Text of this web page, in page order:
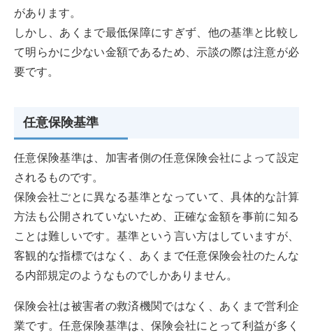
があります。
しかし、あくまで最低保障にすぎず、他の基準と比較し
て明らかに少ない金額であるため、示談の際は注意が必
要です。
任意保険基準
任意保険基準は、加害者側の任意保険会社によって設定
されるものです。
保険会社ごとに異なる基準となっていて、具体的な計算
方法も公開されていないため、正確な金額を事前に知る
ことは難しいです。基準という言い方はしていますが、
客観的な指標ではなく、あくまで任意保険会社のたんな
る内部規定のようなものでしかありません。
保険会社は被害者の救済機関ではなく、あくまで営利企
業です。任意保険基準は、保険会社にとって利益が多く